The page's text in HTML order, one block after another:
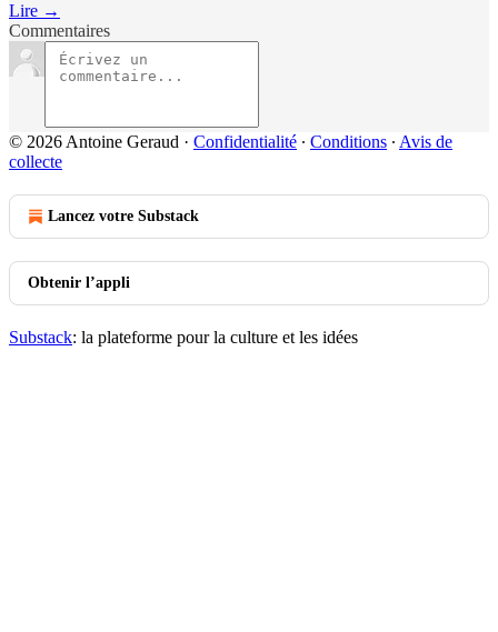
Lire →
Commentaires
© 2026 Antoine Geraud · Confidentialité ∙ Conditions ∙ Avis de
collecte
Lancez votre Substack
Obtenir l’appli
Substack: la plateforme pour la culture et les idées